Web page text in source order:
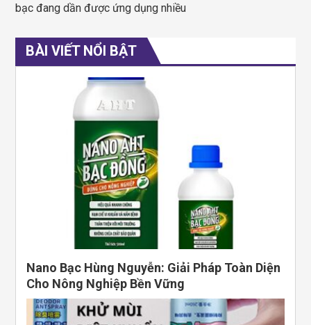
bạc đang dần được ứng dụng nhiều
BÀI VIẾT NỔI BẬT
Nano Bạc Hùng Nguyễn: Giải Pháp Toàn Diện
Cho Nông Nghiệp Bền Vững